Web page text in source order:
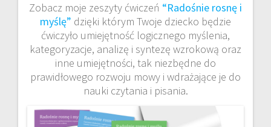
Zobacz moje zeszyty ćwiczeń “Radośnie rosnę i
myślę” dzięki którym Twoje dziecko będzie
ćwiczyło umiejętność logicznego myślenia,
kategoryzacje, analizę i syntezę wzrokową oraz
inne umiejętności, tak niezbędne do
prawidłowego rozwoju mowy i wdrażające je do
nauki czytania i pisania.